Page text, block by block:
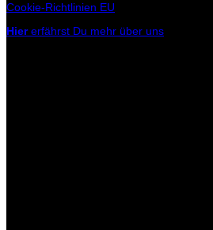
Cookie-Richtlinien EU
Hiererfährst Du mehr über uns